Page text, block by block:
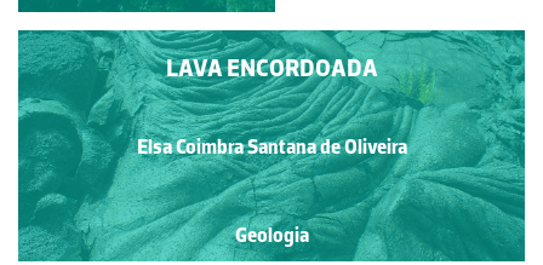
LAVA ENCORDOADA
Elsa Coimbra Santana de Oliveira
Geologia